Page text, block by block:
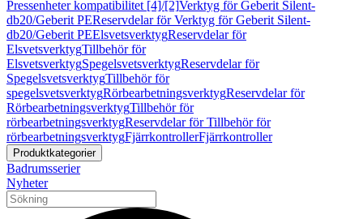
Pressenheter kompatibilitet [4]/[2]Verktyg för Geberit Silent-
db20/Geberit PEReservdelar för Verktyg för Geberit Silent-
db20/Geberit PEElsvetsverktygReservdelar för
ElsvetsverktygTillbehör för
ElsvetsverktygSpegelsvetsverktygReservdelar för
SpegelsvetsverktygTillbehör för
spegelsvetsverktygRörbearbetningsverktygReservdelar för
RörbearbetningsverktygTillbehör för
rörbearbetningsverktygReservdelar för Tillbehör för
rörbearbetningsverktygFjärrkontrollerFjärrkontroller
Produktkategorier
Badrumsserier
Nyheter